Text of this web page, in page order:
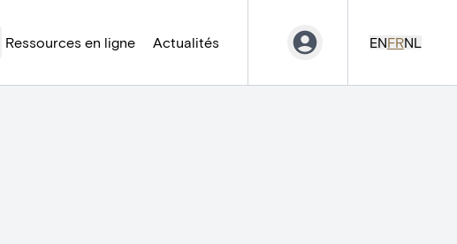
Ressources en ligne Actualités ENFRNL